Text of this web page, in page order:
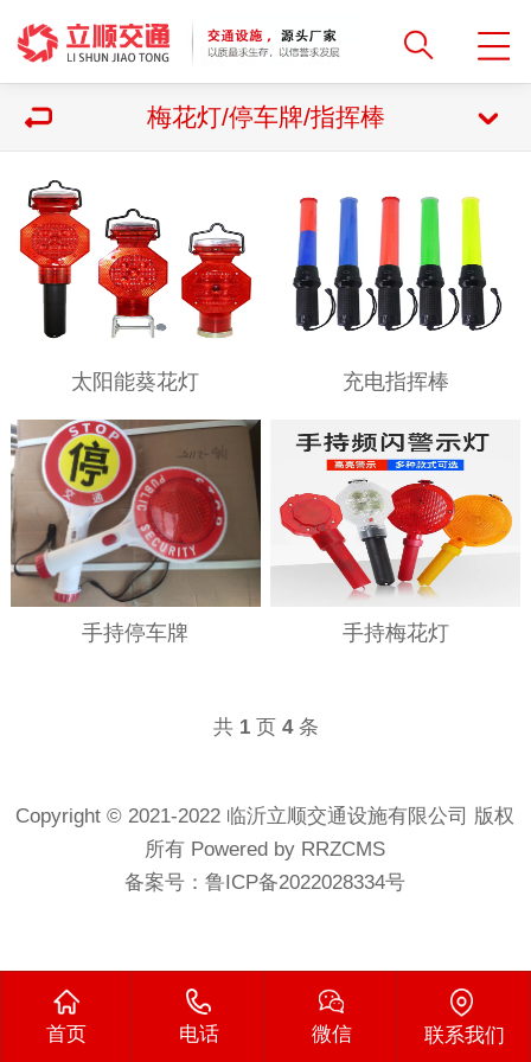
梅花灯/停车牌/指挥棒
太阳能葵花灯 充电指挥棒
手持停车牌 手持梅花灯
共 1页 4条
Copyright © 2021-2022 临沂立顺交通设施有限公司 版权
所有 Powered by RRZCMS
备案号：鲁ICP备2022028334号
首页 电话 微信 联系我们